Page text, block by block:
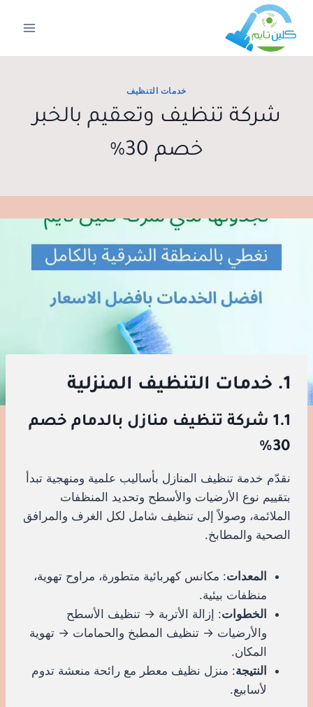
التجاوز
المحتوى
خدمات التنظيف
شركة تنظيف وتعقيم بالخبر
خصم 30%
1. خدمات التنظيف المنزلية
1.1 شركة تنظيف منازل بالدمام خصم
30%
نقدّم خدمة تنظيف المنازل بأساليب علمية ومنهجية تبدأ
بتقييم نوع الأرضيات والأسطح وتحديد المنظفات
الملائمة، وصولاً إلى تنظيف شامل لكل الغرف والمرافق
الصحية والمطابخ.
المعدات: مكانس كهربائية متطورة، مراوح تهوية،
منظفات بيئية.
الخطوات: إزالة الأتربة → تنظيف الأسطح
والأرضيات → تنظيف المطبخ والحمامات → تهوية
المكان.
النتيجة: منزل نظيف معطر مع رائحة منعشة تدوم
لأسابيع.